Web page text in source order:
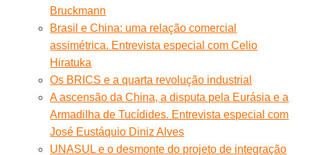
Bruckmann
Brasil e China: uma relação comercial
assimétrica. Entrevista especial com Celio
Hiratuka
Os BRICS e a quarta revolução industrial
A ascensão da China, a disputa pela Eurásia e a
Armadilha de Tucídides. Entrevista especial com
José Eustáquio Diniz Alves
UNASUL e o desmonte do projeto de integração